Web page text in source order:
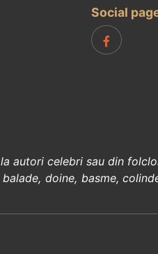
Social
autori celebrisau din
balade, doine, basme,